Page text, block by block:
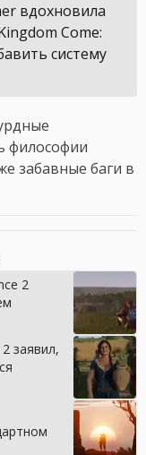
вдохновила
Come:
систему
философии
забавные баги в
2
заявил,